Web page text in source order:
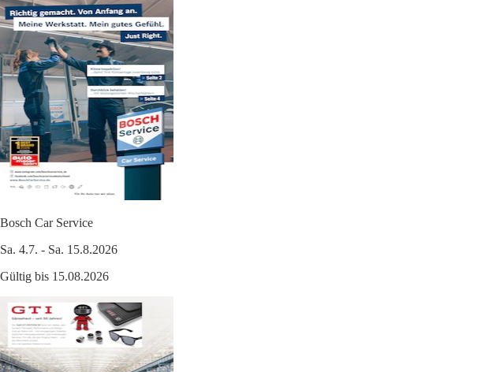
Bosch Car Service
Sa. 4.7. - Sa. 15.8.2026
Gültig bis 15.08.2026